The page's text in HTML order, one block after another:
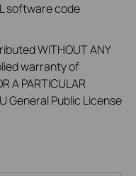
software code
WITHOUT ANY
warranty of
A PARTICULAR
General Public License